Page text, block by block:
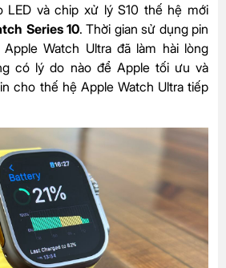
LED và chip xử lý S10 thế hệ mới
Series 10. Thời gian sử dụng pin
Watch Ultra đã làm hài lòng
có lý do nào để Apple tối ưu và
cho thế hệ Apple Watch Ultra tiếp